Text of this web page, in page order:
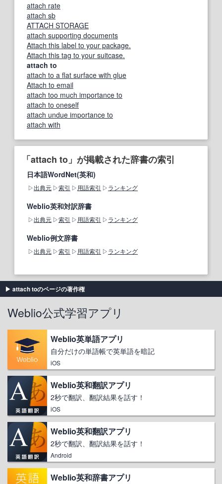
attach rate
attach sb
ATTACH STORAGE
attach supporting documents
Attach this label to your package.
Attach this tag to your suitcase.
attach to
attach to a flat surface with glue
Attach to email
attach too much importance to
attach to oneself
attach undue importance to
attach with
「attach to」が掲載された辞書の索引
日本語WordNet(英和)
出典元 索引 用語索引 ランキング
Weblio英和対訳辞書
出典元 索引 用語索引 ランキング
Weblio例文辞書
出典元 索引 用語索引 ランキング
attach toのページの著作権
Weblio公式学習アプリ
Weblio英単語アプリ
自分だけの単語帳で英単語を暗記
iOS
Weblio英和翻訳アプリ
2秒で翻訳、翻訳結果を話す！
iOS
Weblio英和翻訳アプリ
2秒で翻訳、翻訳結果を話す！
Android
Weblio英和辞書アプリ